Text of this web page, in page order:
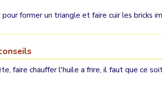
former un triangle et faire cuir les bricks
faire chauffer l'huile a frire, il faut que ce